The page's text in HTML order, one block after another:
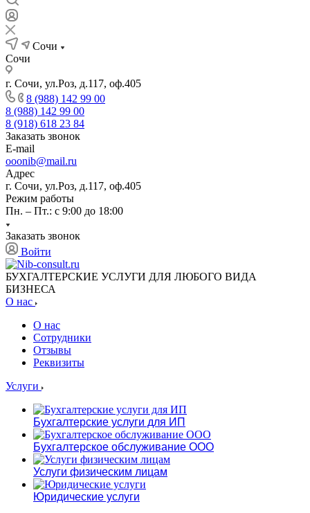
Сочи
Сочи
г. Сочи, ул.Роз, д.117, оф.405
8 (988) 142 99 00
8 (988) 142 99 00
8 (918) 618 23 84
Заказать звонок
E-mail
ooonib@mail.ru
Адрес
г. Сочи, ул.Роз, д.117, оф.405
Режим работы
Пн. – Пт.: с 9:00 до 18:00
Заказать звонок
Войти
БУХГАЛТЕРСКИЕ УСЛУГИ ДЛЯ ЛЮБОГО ВИДА
БИЗНЕСА
О нас
О нас
Сотрудники
Отзывы
Реквизиты
Услуги
Бухгалтерские услуги для ИП
Бухгалтерское обслуживание ООО
Услуги физическим лицам
Юридические услуги